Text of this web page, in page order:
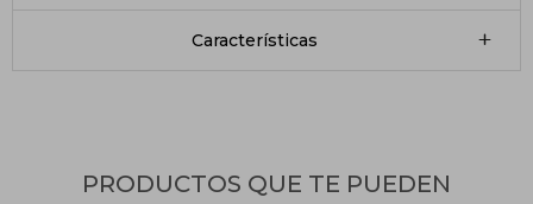
Características
PRODUCTOS QUE TE PUEDEN